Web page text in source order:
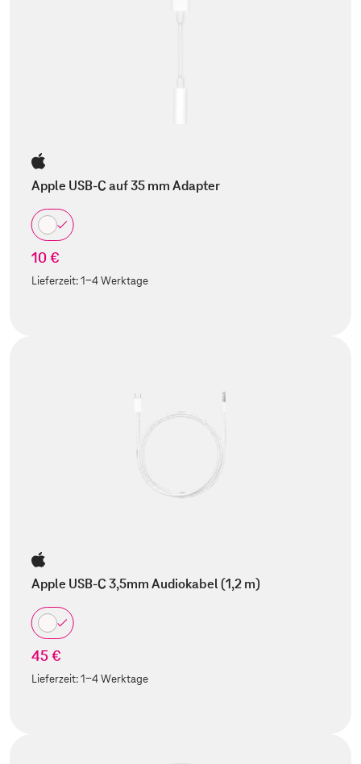
Apple USB-C auf 35 mm Adapter
10 €
Lieferzeit:1-4 Werktage
Apple USB-C 3,5mm Audiokabel (1,2 m)
45 €
Lieferzeit:1-4 Werktage